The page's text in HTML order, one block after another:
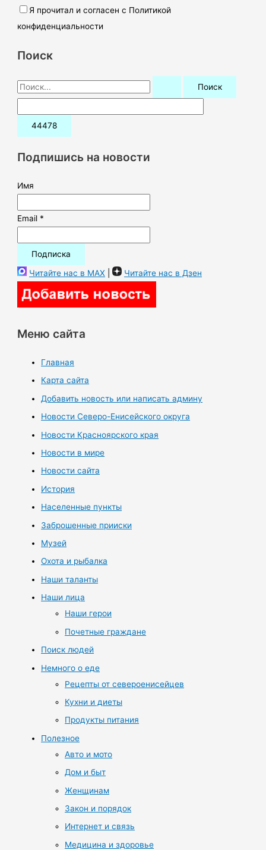
Я прочитал и согласен с Политикой
конфиденциальности
Поиск
П
о
и
:Подпишись на новости
Имя
Email *
Читайте нас в MAX | Читайте нас в Дзен
Меню сайта
Главная
Карта сайта
Добавить новость или написать админу
Новости Северо-Енисейского округа
Новости Красноярского края
Новости в мире
Новости сайта
История
Населенные пункты
Заброшенные прииски
Музей
Охота и рыбалка
Наши таланты
Наши лица
Наши герои
Почетные граждане
Поиск людей
Немного о еде
Рецепты от североенисейцев
Кухни и диеты
Продукты питания
Полезное
Авто и мото
Дом и быт
Женщинам
Закон и порядок
Интернет и связь
Медицина и здоровье